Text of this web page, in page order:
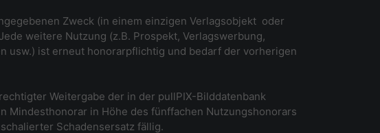
Zweck (in einem einzigen Verlagsobjekt ­ oder
weitere Nutzung (z.B. Prospekt, Verlagswerbung,
usw.) ist erneut honorarpflichtig und bedarf der vorherigen
Weitergabe der in der pullPIX-Bilddatenbank
in Höhe des fünffachen Nutzungshonorars
Schadensersatz fällig.